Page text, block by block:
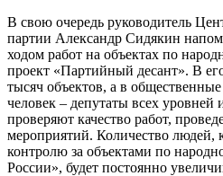
В свою очередь руководитель
партии Александр Сидякин
ходом работ на объектах по
проект «Партийный десант». В
тысяч объектов, а в
человек – депутаты всех
проверяют качество работ,
мероприятий. Количество людей,
контролю за объектами по
России», будет постоянно